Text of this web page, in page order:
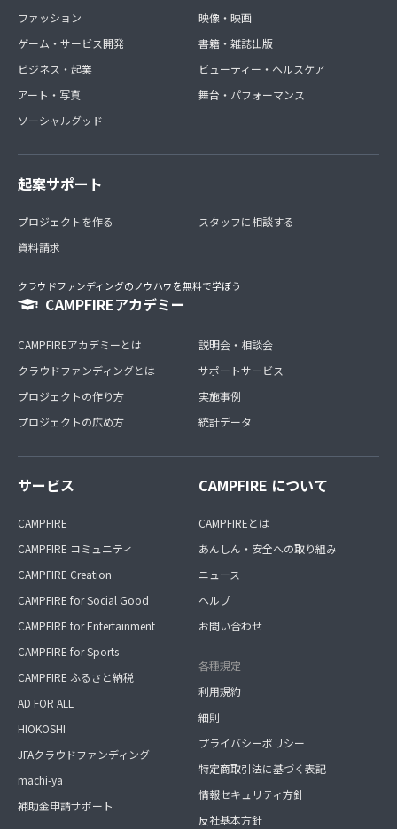
ファッション
ゲーム・サービス開発
ビジネス・起業
アート・写真
ソーシャルグッド
映像・映画
書籍・雑誌出版
ビューティー・ヘルスケア
舞台・パフォーマンス
起案サポート
プロジェクトを作る
資料請求
スタッフに相談する
クラウドファンディングのノウハウを無料で学ぼう
CAMPFIREアカデミー
CAMPFIREアカデミーとは
クラウドファンディングとは
プロジェクトの作り方
プロジェクトの広め方
説明会・相談会
サポートサービス
実施事例
統計データ
サービス
CAMPFIRE
CAMPFIRE コミュニティ
CAMPFIRE Creation
CAMPFIRE for Social Good
CAMPFIRE for Entertainment
CAMPFIRE for Sports
CAMPFIRE ふるさと納税
AD FOR ALL
HIOKOSHI
JFAクラウドファンディング
machi-ya
補助金申請サポート
CAMPFIRE について
CAMPFIREとは
あんしん・安全への取り組み
ニュース
ヘルプ
お問い合わせ
各種規定
利用規約
細則
プライバシーポリシー
特定商取引法に基づく表記
情報セキュリティ方針
反社基本方針